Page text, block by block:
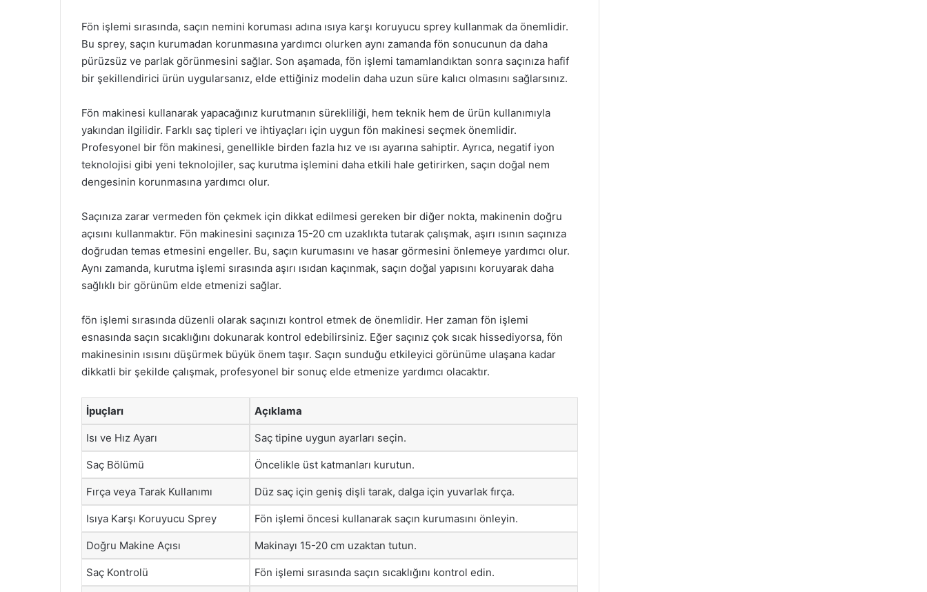
Fön işlemi sırasında, saçın nemini koruması adına ısıya karşı koruyucu sprey kullanmak da önemlidir.
Bu sprey, saçın kurumadan korunmasına yardımcı olurken aynı zamanda fön sonucunun da daha
pürüzsüz ve parlak görünmesini sağlar. Son aşamada, fön işlemi tamamlandıktan sonra saçınıza hafif
bir şekillendirici ürün uygularsanız, elde ettiğiniz modelin daha uzun süre kalıcı olmasını sağlarsınız.
Fön makinesi kullanarak yapacağınız kurutmanın sürekliliği, hem teknik hem de ürün kullanımıyla
yakından ilgilidir. Farklı saç tipleri ve ihtiyaçları için uygun fön makinesi seçmek önemlidir.
Profesyonel bir fön makinesi, genellikle birden fazla hız ve ısı ayarına sahiptir. Ayrıca, negatif iyon
teknolojisi gibi yeni teknolojiler, saç kurutma işlemini daha etkili hale getirirken, saçın doğal nem
dengesinin korunmasına yardımcı olur.
Saçınıza zarar vermeden fön çekmek için dikkat edilmesi gereken bir diğer nokta, makinenin doğru
açısını kullanmaktır. Fön makinesini saçınıza 15-20 cm uzaklıkta tutarak çalışmak, aşırı ısının saçınıza
doğrudan temas etmesini engeller. Bu, saçın kurumasını ve hasar görmesini önlemeye yardımcı olur.
Aynı zamanda, kurutma işlemi sırasında aşırı ısıdan kaçınmak, saçın doğal yapısını koruyarak daha
sağlıklı bir görünüm elde etmenizi sağlar.
fön işlemi sırasında düzenli olarak saçınızı kontrol etmek de önemlidir. Her zaman fön işlemi
esnasında saçın sıcaklığını dokunarak kontrol edebilirsiniz. Eğer saçınız çok sıcak hissediyorsa, fön
makinesinin ısısını düşürmek büyük önem taşır. Saçın sunduğu etkileyici görünüme ulaşana kadar
dikkatli bir şekilde çalışmak, profesyonel bir sonuç elde etmenize yardımcı olacaktır.
İpuçları Açıklama
Isı ve Hız Ayarı Saç tipine uygun ayarları seçin.
Saç Bölümü Öncelikle üst katmanları kurutun.
Fırça veya Tarak Kullanımı Düz saç için geniş dişli tarak, dalga için yuvarlak fırça.
Isıya Karşı Koruyucu Sprey Fön işlemi öncesi kullanarak saçın kurumasını önleyin.
Doğru Makine Açısı Makinayı 15-20 cm uzaktan tutun.
Saç Kontrolü Fön işlemi sırasında saçın sıcaklığını kontrol edin.